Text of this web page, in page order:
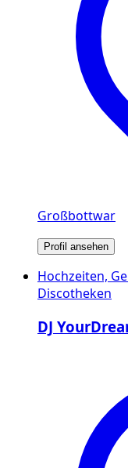
Großbottwar
Profil ansehen
Hochzeiten,
Discotheken
DJ